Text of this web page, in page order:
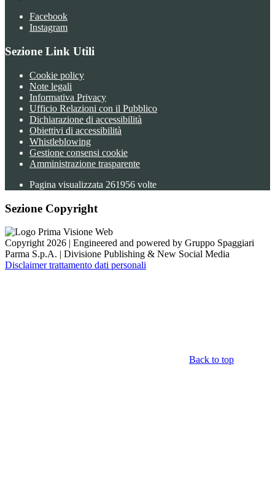
Facebook
Instagram
Sezione Link Utili
Cookie policy
Note legali
Informativa Privacy
Ufficio Relazioni con il Pubblico
Dichiarazione di accessibilità
Obiettivi di accessibilità
Whistleblowing
Gestione consensi cookie
Amministrazione trasparente
Pagina visualizzata 261956 volte
Sezione Copyright
Copyright 2026 | Engineered and powered by Gruppo Spaggiari
Parma S.p.A. | Divisione Publishing & New Social Media
Disclaimer trattamento dati personali
Back to top